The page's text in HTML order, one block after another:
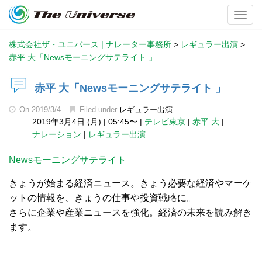
株式会社ザ・ユニバース | ナレーター事務所 > レギュラー出演 >
赤平 大「Newsモーニングサテライト 」
赤平 大「Newsモーニングサテライト 」
On 2019/3/4 Filed under レギュラー出演
2019年3月4日 (月) | 05:45〜 | テレビ東京 | 赤平 大 |
ナレーション | レギュラー出演
Newsモーニングサテライト
きょうが始まる経済ニュース。きょう必要な経済やマーケ
ットの情報を、きょうの仕事や投資戦略に。
さらに企業や産業ニュースを強化。経済の未来を読み解き
ます。